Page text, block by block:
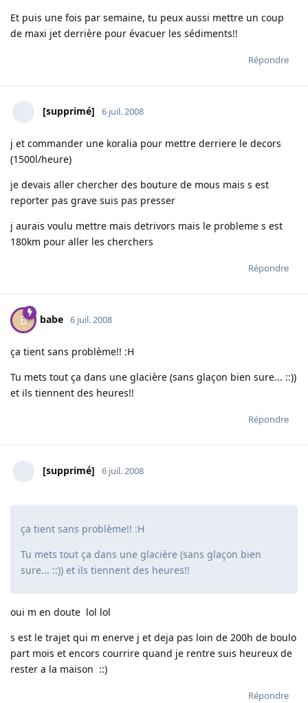
Et puis une fois par semaine, tu peux aussi mettre un coup
de maxi jet derrière pour évacuer les sédiments!!
Répondre
[supprimé] 6 juil. 2008
j et commander une koralia pour mettre derriere le decors
(1500l/heure)
je devais aller chercher des bouture de mous mais s est
reporter pas grave suis pas presser
j aurais voulu mettre mais detrivors mais le probleme s est
180km pour aller les cherchers
Répondre
B babe 6 juil. 2008
ça tient sans problème!! :H
Tu mets tout ça dans une glacière (sans glaçon bien sure... ::))
et ils tiennent des heures!!
Répondre
[supprimé] 6 juil. 2008
ça tient sans problème!! :H
Tu mets tout ça dans une glacière (sans glaçon bien
sure... ::)) et ils tiennent des heures!!
oui m en doute lol lol
s est le trajet qui m enerve j et deja pas loin de 200h de boulo
part mois et encors courrire quand je rentre suis heureux de
rester a la maison ::)
Répondre